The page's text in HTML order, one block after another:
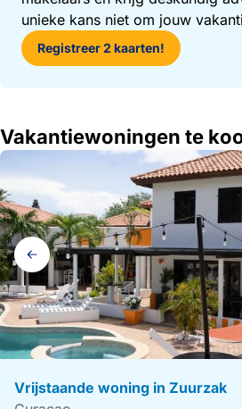
unieke kans niet om jouw
Registreer 2 kaarten!
Vakantiewoningen te
Galerij
navigatie
Vrijstaande woning in Zuurzak